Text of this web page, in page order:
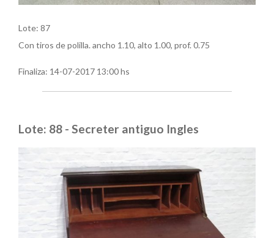
Lote: 87
Con tiros de polilla. ancho 1.10, alto 1.00, prof. 0.75
Finaliza: 14-07-2017 13:00 hs
Lote: 88 - Secreter antiguo Ingles